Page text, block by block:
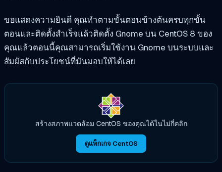
ขอแสดงความยินดี คุณทำตามขั้นตอนข้างต้นครบทุกขั้น
ตอนและติดตั้งสำเร็จแล้วติดตั้ง Gnome บน CentOS 8 ของ
คุณแล้วตอนนี้คุณสามารถเริ่มใช้งาน Gnome บนระบบและ
สัมผัสกับประโยชน์ที่มันมอบให้ได้เลย
สร้างสภาพแวดล้อม CentOS ของคุณได้ในไม่กี่คลิก
ดูแพ็กเกจ CentOS